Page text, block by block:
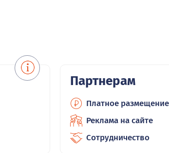
Партнерам
Платное размещение
Реклама на сайте
Сотрудничество